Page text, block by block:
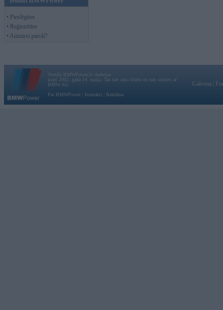
• Pieslēgties
• Reģistrēties
• Aizmirsi paroli?
Vortāls BMWPower.lv darbojas
kopš 2002. gada 14. maija. Tas nav auto klubs un nav saistīts ar
BMW AG.
Par BMWPower
Kontakti Reklāma
Galvena